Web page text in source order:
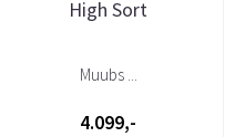
High Sort
Muubs ...
4.099,-